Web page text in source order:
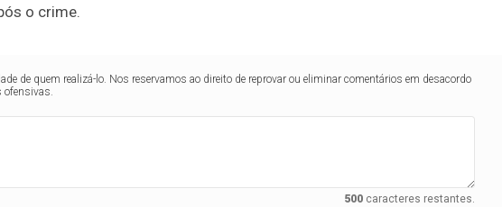
o crime.
de quem realizá-lo. Nos reservamos ao direito de reprovar ou eliminar comentários em desacordo
ofensivas.
500caracteres restantes.